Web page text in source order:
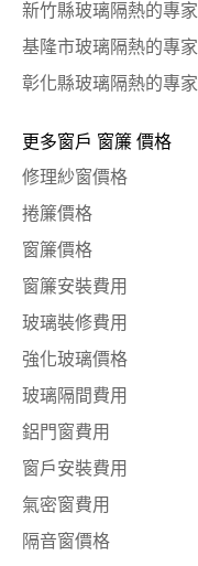
新竹縣玻璃隔熱的專家
基隆市玻璃隔熱的專家
彰化縣玻璃隔熱的專家
更多窗戶 窗簾 價格
修理紗窗價格
捲簾價格
窗簾價格
窗簾安裝費用
玻璃裝修費用
強化玻璃價格
玻璃隔間費用
鋁門窗費用
窗戶安裝費用
氣密窗費用
隔音窗價格